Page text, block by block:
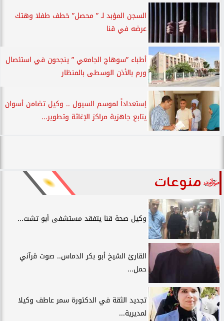
السجن المؤبد لـ ” محصل” خطف طفلا وهتك
عرضه في قنا
أطباء ”سوهاج الجامعي ” ينجحون في استئصال
ورم بالأذن الوسطى بالمنظار
إستعداداً لموسم السيول .. وكيل تضامن أسوان
يتابع جاهزية مراكز الإغاثة وتطوير...
منوعات
وكيل صحة قنا يتفقد مستشفى أبو تشت...
القارئ الشيخ أبو بكر الدماس.. صوت قرآني
حمل...
تجديد الثقة في الدكتورة سمر عاطف وكيلا
لمديرية...